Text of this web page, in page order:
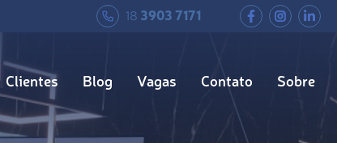
18 3903 7171
Clientes Blog Vagas Contato Sobre